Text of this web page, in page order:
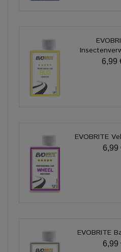
6,99
EVOBRITE
6,99
EVOBRITE
6,99